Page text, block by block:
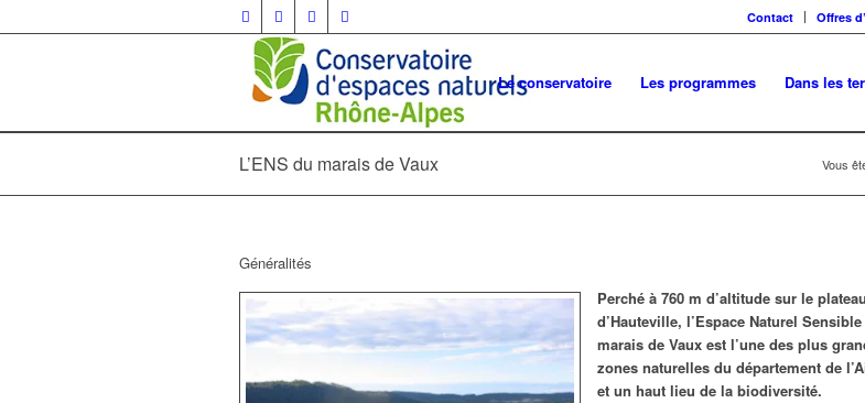
Contact Offres
Le conservatoire Les programmes Dans les
L’ENS du marais de Vaux Vous
Généralités
Perché à 760 m d’altitude sur le plateau
d’Hauteville, l’Espace Naturel
marais de Vaux est l’une des plus
zones naturelles du département de
et un haut lieu de la biodiversité.
Précédent